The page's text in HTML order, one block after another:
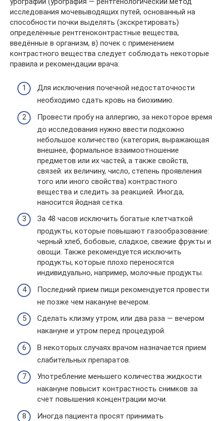
исследования мочевыводящих путей, основанный на
способности почки выделять (экскретировать)
определённые рентгеноконтрастные вещества,
введённые в организм, в) почек с применением
контрастного вещества следует соблюдать некоторые
правила и рекомендации врача:
Для исключения почечной недостаточности
необходимо сдать кровь на биохимию.
Провести пробу на аллергию, за некоторое время
до исследования нужно ввести подкожно
небольшое количество (категория, выражающая
внешнее, формальное взаимоотношение
предметов или их частей, а также свойств,
связей: их величину, число, степень проявления
того или иного свойства) контрастного
вещества и следить за реакцией. Иногда,
наносится йодная сетка.
За 48 часов исключить богатые клетчаткой
продукты, которые повышают газообразование:
черный хлеб, бобовые, сладкое, свежие фрукты и
овощи. Также рекомендуется исключить
продукты, которые плохо переносятся
индивидуально, например, молочные продукты.
Последний прием пищи рекомендуется провести
не позже чем накануне вечером.
Сделать клизму утром, или два раза — вечером
накануне и утром перед процедурой.
В некоторых случаях врачом назначается прием
слабительных препаратов.
Употребление меньшего количества жидкости
накануне повысит контрастность снимков за
счет повышения концентрации мочи.
Иногда пациента просят принимать